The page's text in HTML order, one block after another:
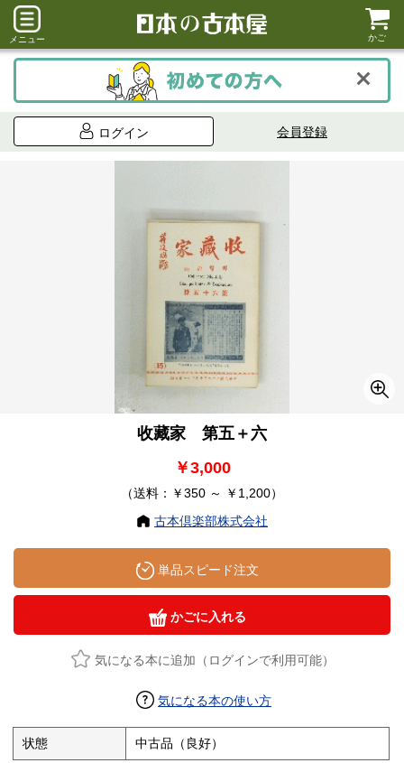
メニュー かご
ログイン 会員登録
收藏家 第五＋六
￥3,000
（送料：￥350 ～ ￥1,200）
古本倶楽部株式会社
単品スピード注文
かごに入れる
気になる本に追加（ログインで利用可能）
気になる本の使い方
状態 中古品（良好）